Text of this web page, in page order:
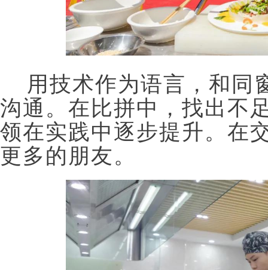
用技术作为语言，和同
沟通。在比拼中，找出不
领在实践中逐步提升。在
更多的朋友。